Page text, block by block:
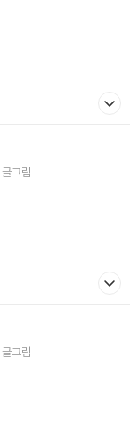
글그림
글그림